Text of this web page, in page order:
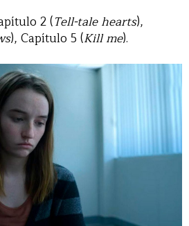
2 (Tell-tale hearts),
), Capítulo 5 (Kill me).